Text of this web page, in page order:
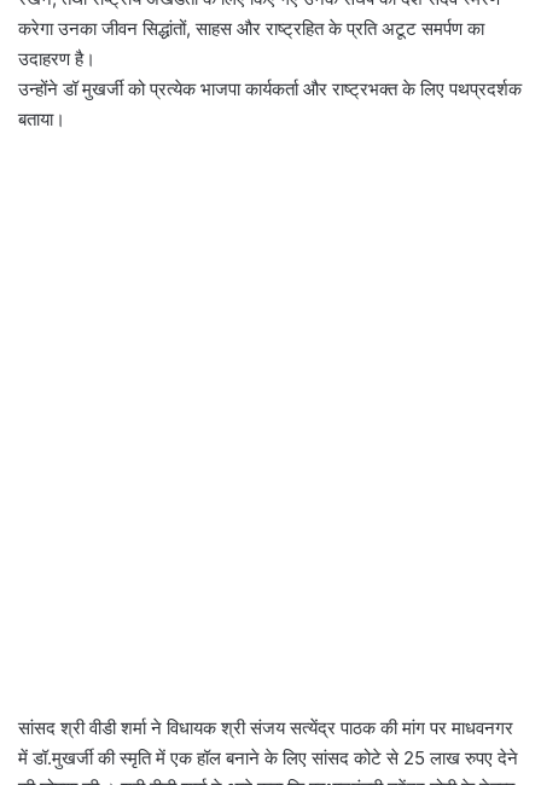
करेगा उनका जीवन सिद्धांतों, साहस और राष्ट्रहित के प्रति अटूट समर्पण का
उदाहरण है।
उन्होंने डॉ मुखर्जी को प्रत्येक भाजपा कार्यकर्ता और राष्ट्रभक्त के लिए पथप्रदर्शक
बताया।
सांसद श्री वीडी शर्मा ने विधायक श्री संजय सत्येंद्र पाठक की मांग पर माधवनगर
में डॉ.मुखर्जी की स्मृति में एक हॉल बनाने के लिए सांसद कोटे से 25 लाख रुपए देने